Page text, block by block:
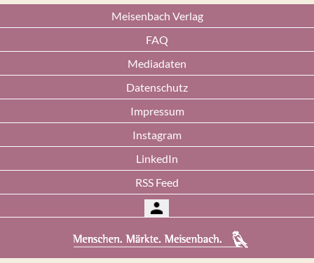
Meisenbach Verlag
FAQ
Mediadaten
Datenschutz
Impressum
Instagram
LinkedIn
RSS Feed